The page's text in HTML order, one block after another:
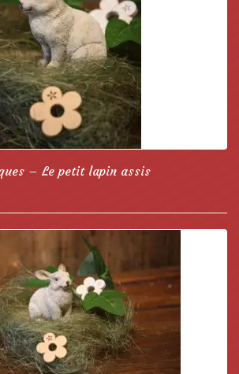
– Le petit lapin assis